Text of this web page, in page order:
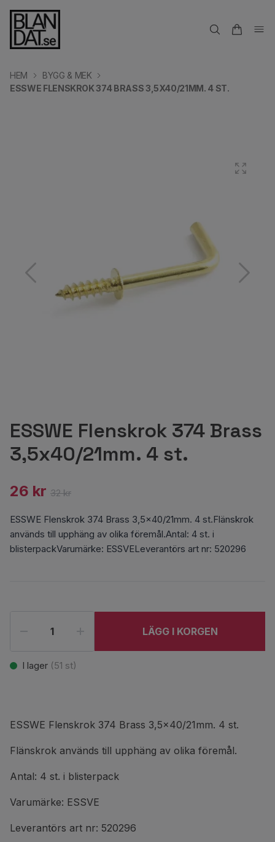
HEM
BYGG & MEK
ESSWE FLENSKROK 374 BRASS 3,5X40/21MM. 4 ST.
ESSWE Flenskrok 374 Brass
3,5x40/21mm. 4 st.
26 kr 32 kr
ESSWE Flenskrok 374 Brass 3,5x40/21mm. 4 st.Flänskrok
används till upphäng av olika föremål.Antal: 4 st. i
blisterpackVarumärke: ESSVELeverantörs art nr: 520296
LÄGG I KORGEN
I lager (51 st)
ESSWE Flenskrok 374 Brass 3,5x40/21mm. 4 st.
Flänskrok används till upphäng av olika föremål.
Antal: 4 st. i blisterpack
Varumärke: ESSVE
Leverantörs art nr: 520296